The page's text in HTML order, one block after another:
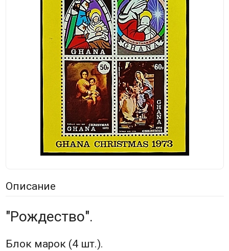
Описание
"Рождество".
Блок марок (4 шт.).